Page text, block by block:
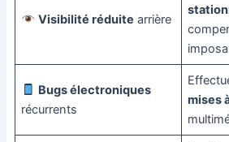
Visibilité réduite arrière
Bugs électroniques
récurrents
mises